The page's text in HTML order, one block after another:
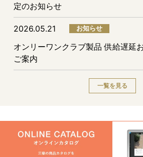
定のお知らせ
2026.05.21 お知らせ
オンリーワンクラブ製品 供給遅延
ご案内
一覧を見る